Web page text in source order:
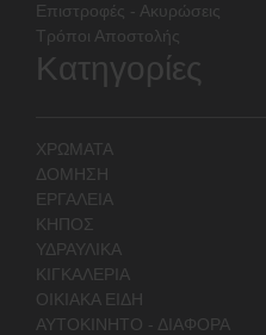
Επιστροφές - Ακυρώσεις
Τρόποι Αποστολής
Κατηγορίες
ΧΡΩΜΑΤΑ
ΔΟΜΗΣΗ
ΕΡΓΑΛΕΙΑ
ΚΗΠΟΣ
ΥΔΡΑΥΛΙΚΑ
ΚΙΓΚΑΛΕΡΙΑ
ΟΙΚΙΑΚΑ ΕΙΔΗ
ΑΥΤΟΚΙΝΗΤΟ - ΔΙΑΦΟΡΑ